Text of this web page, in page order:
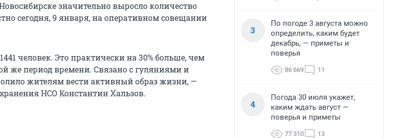
значительно выросло количество
сегодня, 9 января, на оперативном совещании
человек. Это практически на 30% больше, чем
же период времени. Связано с гуляниями и
жителям вести активный образ жизни, —
НСО Константин Хальзов.
3
По погоде 3 августа можно
определить, каким будет
декабрь, — приметы и
поверья
86 669 11
4
Погода 30 июля укажет,
каким ждать август —
поверья и приметы
77 310 13